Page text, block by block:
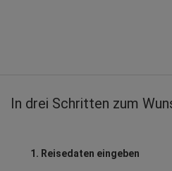
In drei Schritten zum
1. Reisedaten eingeben